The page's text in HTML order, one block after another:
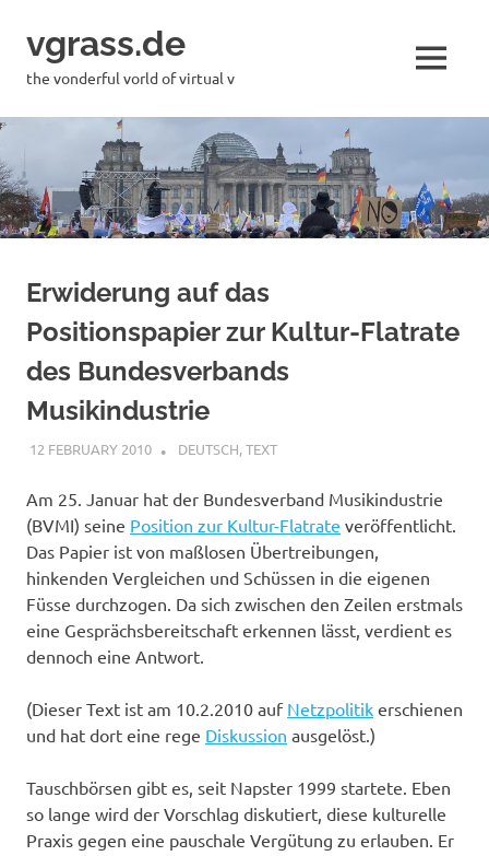
content
vgrass.de
the vonderful vorld of virtual v MENU
Erwiderung auf das
Positionspapier zur Kultur-Flatrate
des Bundesverbands
Musikindustrie
12 FEBRUARY 2010 VGRASS
DEUTSCH,TEXT
Am 25. Januar hat der Bundesverband Musikindustrie
(BVMI) seine Position zur Kultur-Flatrate veröffentlicht.
Das Papier ist von maßlosen Übertreibungen,
hinkenden Vergleichen und Schüssen in die eigenen
Füsse durchzogen. Da sich zwischen den Zeilen erstmals
eine Gesprächsbereitschaft erkennen lässt, verdient es
dennoch eine Antwort.
(Dieser Text ist am 10.2.2010 auf Netzpolitik erschienen
und hat dort eine rege Diskussion ausgelöst.)
Tauschbörsen gibt es, seit Napster 1999 startete. Eben
so lange wird der Vorschlag diskutiert, diese kulturelle
Praxis gegen eine pauschale Vergütung zu erlauben. Er